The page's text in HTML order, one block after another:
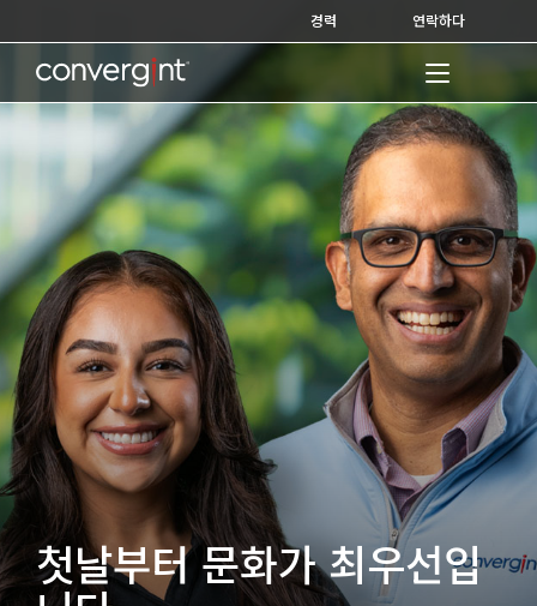
to
content
경력 연락하다
Home
첫날부터 문화가 최우선입